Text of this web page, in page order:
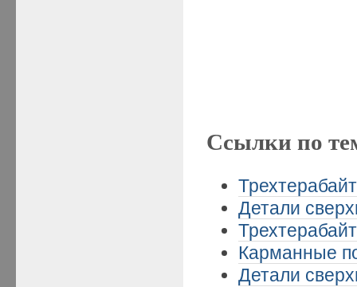
Ссылки по
Детали
Карманные
Детали